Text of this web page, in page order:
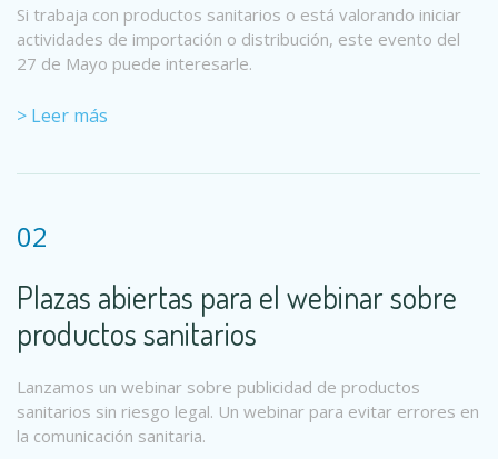
Si trabaja con productos sanitarios o está valorando iniciar
actividades de importación o distribución, este evento del
27 de Mayo puede interesarle.
> Leer más
02
Plazas abiertas para el webinar sobre
productos sanitarios
Lanzamos un webinar sobre publicidad de productos
sanitarios sin riesgo legal. Un webinar para evitar errores en
la comunicación sanitaria.